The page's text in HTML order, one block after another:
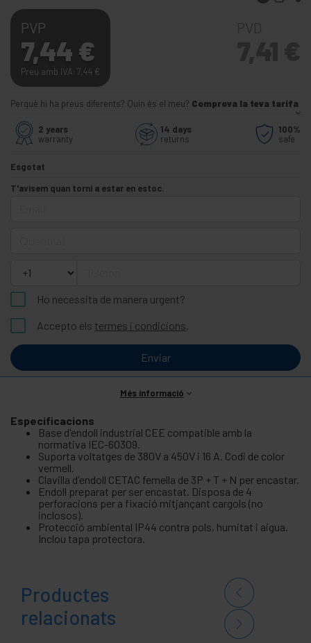
PVP
7,44 €
Preu amb IVA: 7,44 €
Perquè hi ha preus diferents? Quin és el meu? Comprova la teva tarifa
2 years
warranty
14 days
returns
100%
safe
Esgotat
T'avisem quan torni a estar en estoc.
Ho necessita de manera urgent?
Accepto els termes i condicions.
Enviar
Més informació
Especificacions
Base d'endoll industrial CEE compatible amb la
normativa IEC-60309.
Suporta voltatges de 380V a 450V i 16 A. Codi de color
vermell.
Clavilla d'endoll CETAC femella de 3P + T + N per encastar.
Endoll preparat per ser encastat. Disposa de 4
perforacions per a fixació mitjançant cargols (no
inclosos).
Protecció ambiental IP44 contra pols, humitat i aigua.
Inclou tapa protectora.
Productes
relacionats